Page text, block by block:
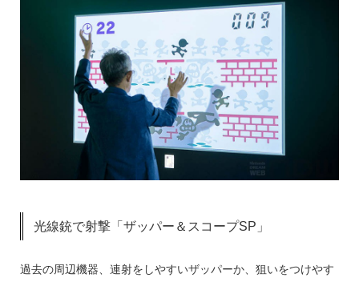
光線銃で射撃「ザッパー＆スコープSP」
過去の周辺機器、連射をしやすいザッパーか、狙いをつけやす